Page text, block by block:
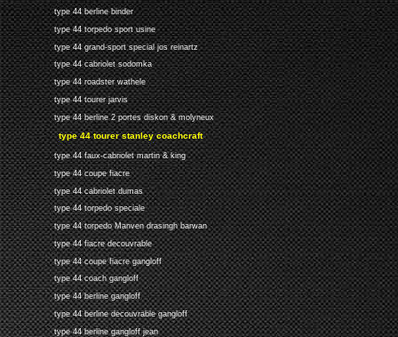
type 44 berline binder
type 44 torpedo sport usine
type 44 grand-sport special jos reinartz
type 44 cabriolet sodomka
type 44 roadster wathele
type 44 tourer jarvis
type 44 berline 2 portes diskon & molyneux
type 44 tourer stanley coachcraft
type 44 faux-cabriolet martin & king
type 44 coupe fiacre
type 44 cabriolet dumas
type 44 torpedo speciale
type 44 torpedo Manven drasingh barwan
type 44 fiacre decouvrable
type 44 coupe fiacre gangloff
type 44 coach gangloff
type 44 berline gangloff
type 44 berline decouvrable gangloff
type 44 berline gangloff jean